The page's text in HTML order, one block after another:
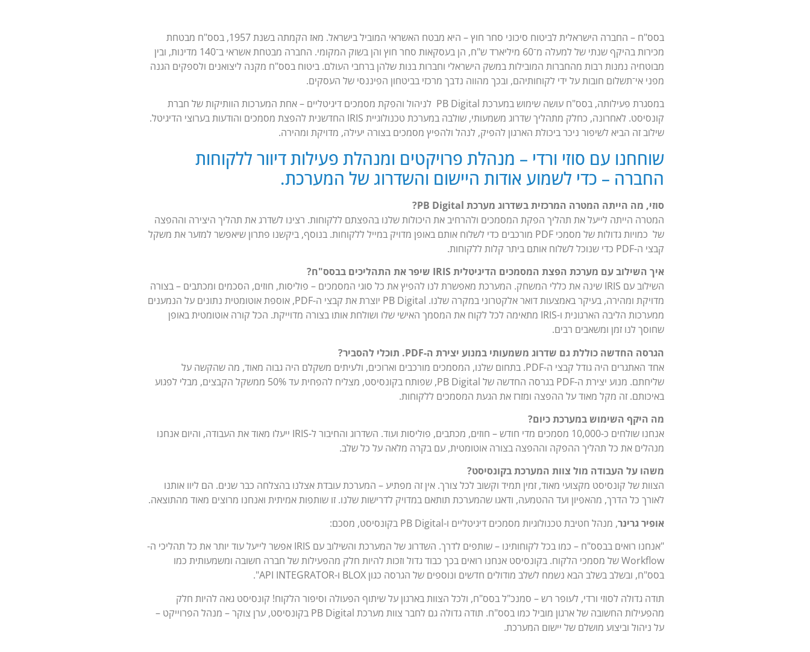
בסס"ח – החברה הישראלית לביטוח סיכוני סחר חוץ – היא מבטח האשראי המוביל בישראל. מאז הקמתה בשנת 1957, בסס"ח מבטחת
מכירות בהיקף שנתי של למעלה מ־60 מיליארד ש"ח, הן בעסקאות סחר חוץ והן בשוק המקומי. החברה מבטחת אשראי ב־140 מדינות, ובין
מבוטחיה נמנות רבות מהחברות המובילות במשק הישראלי וחברות בנות שלהן ברחבי העולם. ביטוח בסס"ח מקנה ליצואנים ולספקים הגנה
מפני אי־תשלום חובות על ידי לקוחותיהם, ובכך מהווה נדבך מרכזי בביטחון הפיננסי של העסקים.
במסגרת פעילותה, בסס"ח עושה שימוש במערכת PB Digital לניהול והפקת מסמכים דיגיטליים – אחת המערכות הוותיקות של חברת
קונסיסט. לאחרונה, כחלק מתהליך שדרוג משמעותי, שולבה במערכת טכנולוגיית IRIS החדשנית להפצת מסמכים והודעות בערוצי הדיגיטל.
שילוב זה הביא לשיפור ניכר ביכולת הארגון להפיק, לנהל ולהפיץ מסמכים בצורה יעילה, מדויקת ומהירה.
שוחחנו עם סוזי ורדי – מנהלת פרויקטים ומנהלת פעילות דיוור ללקוחות
החברה – כדי לשמוע אודות היישום והשדרוג של המערכת.
סוזי, מה הייתה המטרה המרכזית בשדרוג מערכת PB Digital?
המטרה הייתה לייעל את תהליך הפקת המסמכים ולהרחיב את היכולות שלנו בהפצתם ללקוחות. רצינו לשדרג את תהליך היצירה וההפצה
של כמויות גדולות של מסמכי PDF מורכבים כדי לשלוח אותם באופן מדויק במייל ללקוחות. בנוסף, ביקשנו פתרון שיאפשר למזער את משקל
קבצי ה-PDF כדי שנוכל לשלוח אותם ביתר קלות ללקוחות.
איך השילוב עם מערכת הפצת המסמכים הדיגיטלית IRIS שיפר את התהליכים בבסס"ח?
השילוב עם IRIS שינה את כללי המשחק. המערכת מאפשרת לנו להפיץ את כל סוגי המסמכים – פוליסות, חוזים, הסכמים ומכתבים – בצורה
מדויקת ומהירה, בעיקר באמצעות דואר אלקטרוני במקרה שלנו. PB Digital יוצרת את קבצי ה-PDF, אוספת אוטומטית נתונים על הנמענים
ממערכות הליבה הארגונית ו-IRIS מתאימה לכל לקוח את המסמך האישי שלו ושולחת אותו בצורה מדוייקת. הכל קורה אוטומטית באופן
שחוסך לנו זמן ומשאבים רבים.
הגרסה החדשה כוללת גם שדרוג משמעותי במנוע יצירת ה-PDF. תוכלי להסביר?
אחד האתגרים היה גודל קבצי ה-PDF. בתחום שלנו, המסמכים מורכבים וארוכים, ולעיתים משקלם היה גבוה מאוד, מה שהקשה על
שליחתם. מנוע יצירת ה-PDF בגרסה החדשה של PB Digital, שפותח בקונסיסט, מצליח להפחית עד 50% ממשקל הקבצים, מבלי לפגוע
באיכותם. זה מקל מאוד על ההפצה ומזרז את הגעת המסמכים ללקוחות.
מה היקף השימוש במערכת כיום?
אנחנו שולחים כ-10,000 מסמכים מדי חודש – חוזים, מכתבים, פוליסות ועוד. השדרוג והחיבור ל-IRIS ייעלו מאוד את העבודה, והיום אנחנו
מנהלים את כל תהליך ההפקה וההפצה בצורה אוטומטית, עם בקרה מלאה על כל שלב.
משהו על העבודה מול צוות המערכת בקונסיסט?
הצוות של קונסיסט מקצועי מאוד, זמין תמיד וקשוב לכל צורך. אין זה מפתיע – המערכת עובדת אצלנו בהצלחה כבר שנים. הם ליוו אותנו
לאורך כל הדרך, מהאפיון ועד ההטמעה, ודאגו שהמערכת תותאם במדויק לדרישות שלנו. זו שותפות אמיתית ואנחנו מרוצים מאוד מהתוצאה.
אופיר גרינר, מנהל חטיבת טכנולוגיות מסמכים דיגיטליים ו-PB Digital בקונסיסט, מסכם:
"אנחנו רואים בבסס"ח – כמו בכל לקוחותינו – שותפים לדרך. השדרוג של המערכת והשילוב עם IRIS אפשר לייעל עוד יותר את כל תהליכי ה-
Workflow של מסמכי הלקוח. בקונסיסט אנחנו רואים בכך כבוד גדול וזכות להיות חלק מהפעילות של חברה חשובה ומשמעותית כמו
בסס"ח, ובשלב בשלב הבא נשמח לשלב מודולים חדשים ונוספים של הגרסה כגון BLOX ו-API INTEGRATOR".
תודה גדולה לסוזי ורדי, לעופר רש – סמנכ"ל בסס"ח, ולכל הצוות בארגון על שיתוף הפעולה וסיפור הלקוח! קונסיסט גאה להיות חלק
מהפעילות החשובה של ארגון מוביל כמו בסס"ח. תודה גדולה גם לחבר צוות מערכת PB Digital בקונסיסט, ערן צוקר – מנהל הפרוייקט –
על ניהול וביצוע מושלם של יישום המערכת.